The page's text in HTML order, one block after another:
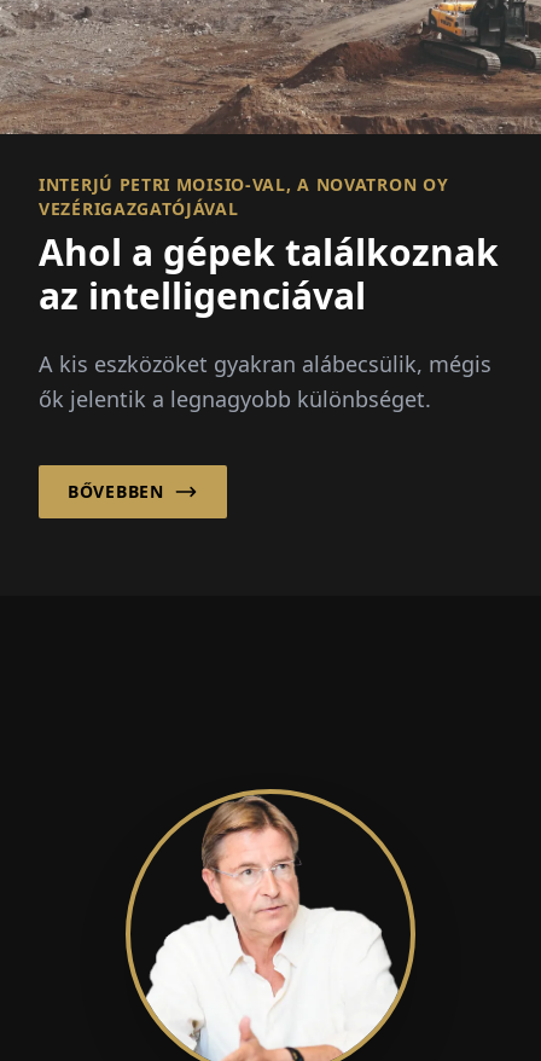
INTERJÚ PETRI MOISIO-VAL, A NOVATRON OY
VEZÉRIGAZGATÓJÁVAL
Ahol a gépek találkoznak
az intelligenciával
A kis eszközöket gyakran alábecsülik, mégis
ők jelentik a legnagyobb különbséget.
BŐVEBBEN